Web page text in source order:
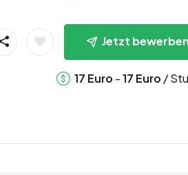
Jetzt bewerben
17 Euro -17 Euro /